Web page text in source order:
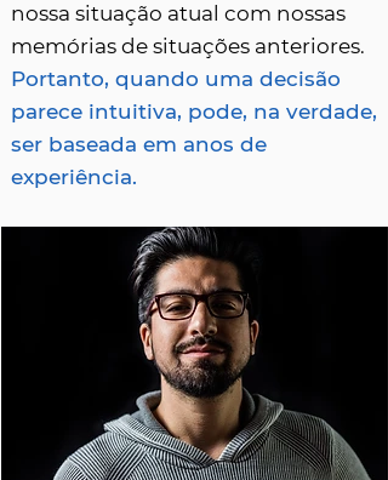
nossa situação atual com nossas
memórias de situações anteriores.
Portanto, quando uma decisão
parece intuitiva, pode, na verdade,
ser baseada em anos de
experiência.